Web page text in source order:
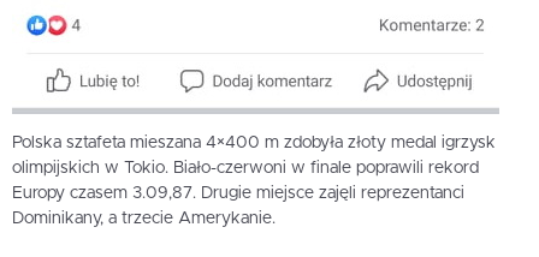
Polska sztafeta mieszana 4×400 m zdobyła złoty medal igrzysk
olimpijskich w Tokio. Biało-czerwoni w finale poprawili rekord
Europy czasem 3.09,87. Drugie miejsce zajęli reprezentanci
Dominikany, a trzecie Amerykanie.